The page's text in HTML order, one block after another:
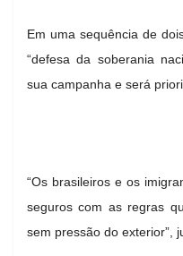
Em uma sequência de
“defesa da soberania
sua campanha e será
“Os brasileiros e os
seguros com as regras
sem pressão do exterior”,